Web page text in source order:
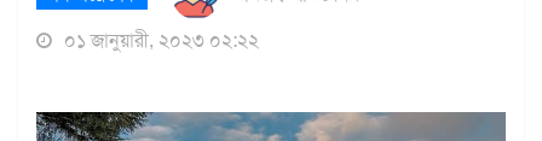
০১ জানুয়ারী, ২০২৩ ০২:২২